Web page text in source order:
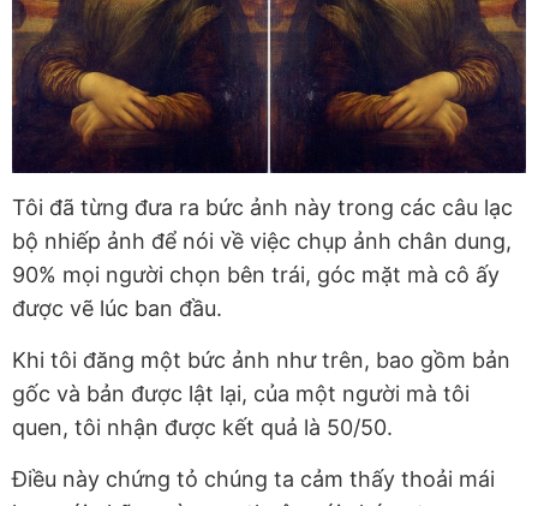
Tôi đã từng đưa ra bức ảnh này trong các câu lạc
bộ nhiếp ảnh để nói về việc chụp ảnh chân dung,
90% mọi người chọn bên trái, góc mặt mà cô ấy
được vẽ lúc ban đầu.
Khi tôi đăng một bức ảnh như trên, bao gồm bản
gốc và bản được lật lại, của một người mà tôi
quen, tôi nhận được kết quả là 50/50.
Điều này chứng tỏ chúng ta cảm thấy thoải mái